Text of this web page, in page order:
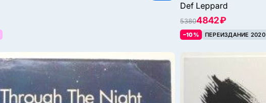
Def Leppard
53804842 ₽
–10% ПЕРЕИЗДАНИЕ 2020